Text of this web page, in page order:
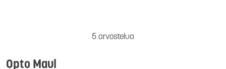
5 arvostelua
Opto Maul